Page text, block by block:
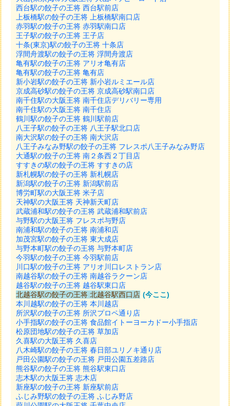
西台駅の餃子の王将 西台駅前店
上板橋駅の餃子の王将 上板橋駅南口店
赤羽駅の餃子の王将 赤羽駅南口店
王子駅の餃子の王将 王子店
十条(東京)駅の餃子の王将 十条店
浮間舟渡駅の餃子の王将 浮間舟渡店
亀有駅の餃子の王将 アリオ亀有店
亀有駅の餃子の王将 亀有店
新小岩駅の餃子の王将 新小岩ルミエール店
京成高砂駅の餃子の王将 京成高砂駅南口店
南千住駅の大阪王将 南千住店デリバリー専用
南千住駅の大阪王将 南千住店
鶴川駅の餃子の王将 鶴川駅前店
八王子駅の餃子の王将 八王子駅北口店
南大沢駅の餃子の王将 南大沢店
八王子みなみ野駅の餃子の王将 フレスポ八王子みなみ野店
大通駅の餃子の王将 南２条西２丁目店
すすきの駅の餃子の王将 すすきの店
新札幌駅の餃子の王将 新札幌店
新潟駅の餃子の王将 新潟駅前店
博労町駅の大阪王将 米子店
天神駅の大阪王将 天神新天町店
武蔵浦和駅の餃子の王将 武蔵浦和駅前店
与野駅の大阪王将 フレスポ与野店
南浦和駅の餃子の王将 南浦和店
加茂宮駅の餃子の王将 東大成店
与野本町駅の餃子の王将 与野本町店
今羽駅の餃子の王将 今羽駅前店
川口駅の餃子の王将 アリオ川口レストラン店
南越谷駅の餃子の王将 南越谷ラクーン店
越谷駅の餃子の王将 越谷駅東口店
北越谷駅の餃子の王将 北越谷駅西口店 (今ここ)
本川越駅の餃子の王将 本川越店
所沢駅の餃子の王将 所沢プロペ通り店
小手指駅の餃子の王将 食品館イトーヨーカドー小手指店
松原団地駅の餃子の王将 草加店
久喜駅の大阪王将 久喜店
八木崎駅の餃子の王将 春日部ユリノキ通り店
戸田公園駅の餃子の王将 戸田公園五差路店
熊谷駅の餃子の王将 熊谷駅東口店
志木駅の大阪王将 志木店
新座駅の餃子の王将 新座駅前店
ふじみ野駅の餃子の王将 ふじみ野店